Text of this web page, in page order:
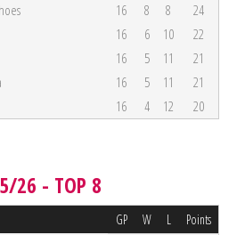
16 8 8
24
16 6 10
22
16 5 11
21
16 5 11
21
16 4 12 20
26 - TOP 8
GP W L Points